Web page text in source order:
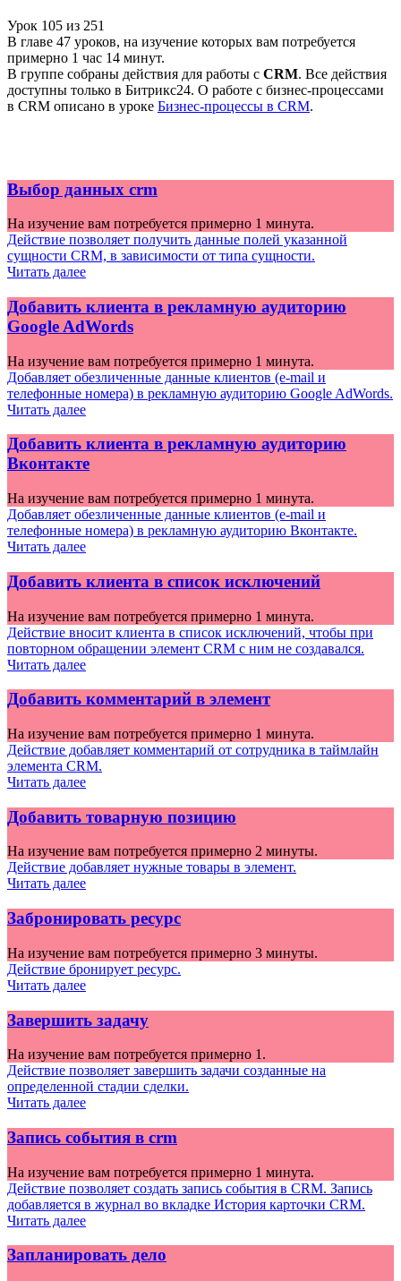
Урок 105 из 251
В главе 47 уроков, на изучение которых вам потребуется
примерно 1 час 14 минут.
В группе собраны действия для работы с CRM. Все действия
доступны только в Битрикс24. О работе с бизнес-процессами
в CRM описано в уроке Бизнес-процессы в CRM.
Выбор данных crm
На изучение вам потребуется примерно 1 минута.
Действие позволяет получить данные полей указанной
сущности CRM, в зависимости от типа сущности.
Читать далее
Добавить клиента в рекламную аудиторию
Google AdWords
На изучение вам потребуется примерно 1 минута.
Добавляет обезличенные данные клиентов (e-mail и
телефонные номера) в рекламную аудиторию Google AdWords.
Читать далее
Добавить клиента в рекламную аудиторию
Вконтакте
На изучение вам потребуется примерно 1 минута.
Добавляет обезличенные данные клиентов (e-mail и
телефонные номера) в рекламную аудиторию Вконтакте.
Читать далее
Добавить клиента в список исключений
На изучение вам потребуется примерно 1 минута.
Действие вносит клиента в список исключений, чтобы при
повторном обращении элемент CRM с ним не создавался.
Читать далее
Добавить комментарий в элемент
На изучение вам потребуется примерно 1 минута.
Действие добавляет комментарий от сотрудника в таймлайн
элемента CRM.
Читать далее
Добавить товарную позицию
На изучение вам потребуется примерно 2 минуты.
Действие добавляет нужные товары в элемент.
Читать далее
Забронировать ресурс
На изучение вам потребуется примерно 3 минуты.
Действие бронирует ресурс.
Читать далее
Завершить задачу
На изучение вам потребуется примерно 1.
Действие позволяет завершить задачи созданные на
определенной стадии сделки.
Читать далее
Запись события в crm
На изучение вам потребуется примерно 1 минута.
Действие позволяет создать запись события в CRM. Запись
добавляется в журнал во вкладке История карточки CRM.
Читать далее
Запланировать дело